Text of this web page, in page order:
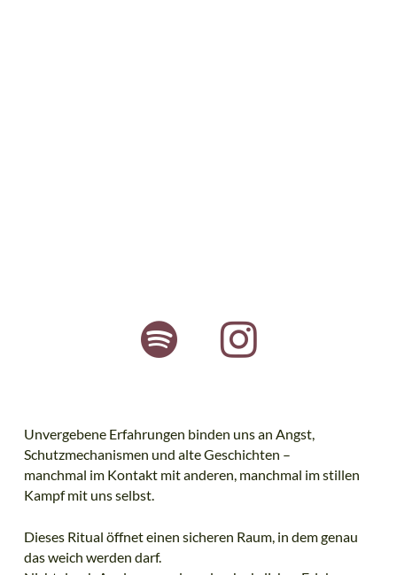
Unvergebene Erfahrungen binden uns an Angst,
Schutzmechanismen und alte Geschichten –
manchmal im Kontakt mit anderen, manchmal im stillen
Kampf mit uns selbst.
Dieses Ritual öffnet einen sicheren Raum, in dem genau
das weich werden darf.